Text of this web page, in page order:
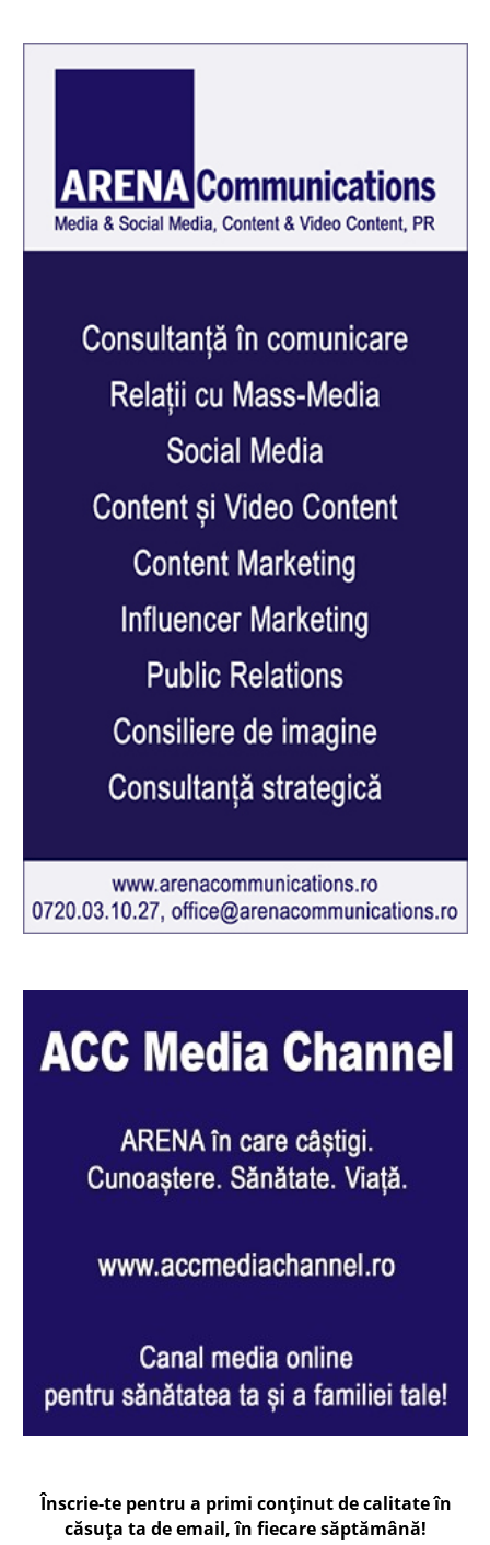
Înscrie-te pentru a primi conținut de calitate în
căsuța ta de email, în fiecaresăptămână!